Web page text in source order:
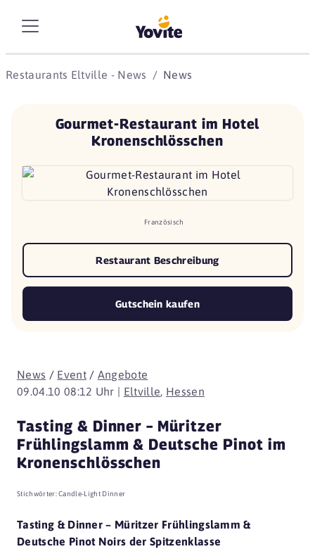
Restaurants Eltville - News News
News / Event/ Angebote
09.04.10 08:12 Uhr | Eltville, Hessen
Tasting & Dinner – Müritzer
Frühlingslamm & Deutsche Pinot im
Kronenschlösschen
Stichwörter:Candle-Light Dinner
Tasting & Dinner – Müritzer Frühlingslamm &
Deutsche Pinot Noirs der Spitzenklasse
Gourmet-Restaurant im Hotel
Kronenschlösschen
Französisch
Restaurant Beschreibung
Gutschein kaufen